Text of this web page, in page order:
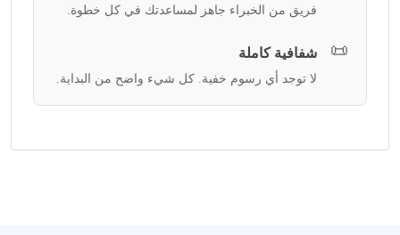
فريق من الخبراء جاهز لمساعدتك في كل خطوة.
📜 شفافية كاملة
لا توجد أي رسوم خفية. كل شيء واضح من البداية.